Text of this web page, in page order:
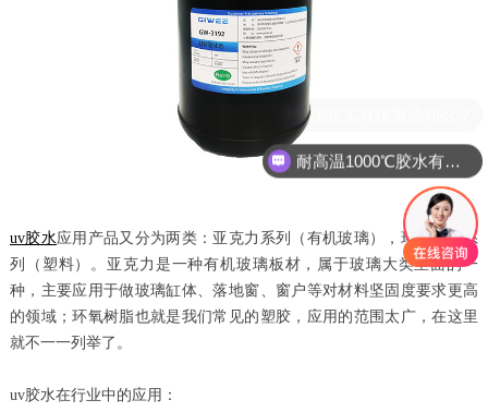
uv胶水应用产品又分为两类：亚克力系列（有机玻璃），环氧树脂系
列（塑料）。亚克力是一种有机玻璃板材，属于玻璃大类里面的一
种，主要应用于做玻璃缸体、落地窗、窗户等对材料坚固度要求更高
的领域；环氧树脂也就是我们常见的塑胶，应用的范围太广，在这里
就不一一列举了。
uv胶水在行业中的应用：
耐高温1000℃胶水有吗？
现在买有优惠活动么？